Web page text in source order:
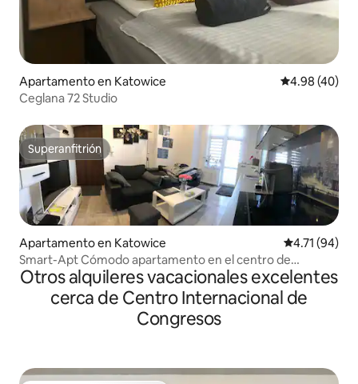
Apartamento en Katowice Calificación
4.98 (40)
Ceglana 72 Studio
Superanfitrión
Superanfitrión
Apartamento en Katowice Calificación
4.71 (94)
Smart-Apt Cómodo apartamento en el centro de
Katowice
Otros alquileres vacacionales excelentes
cerca de Centro Internacional de
Congresos